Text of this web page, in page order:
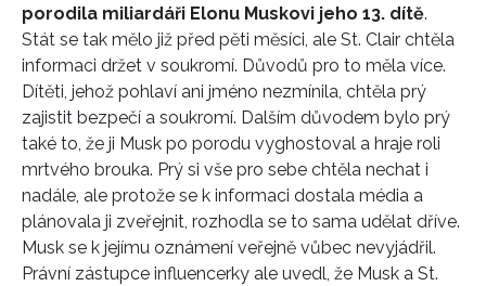
porodila miliardáři Elonu Muskovi jeho 13. dítě.
Stát se tak mělo již před pěti měsíci, ale St. Clair chtěla
informaci držet v soukromí. Důvodů pro to měla více.
Dítěti, jehož pohlaví ani jméno nezmínila, chtěla prý
zajistit bezpečí a soukromí. Dalším důvodem bylo prý
také to, že ji Musk po porodu vyghostoval a hraje roli
mrtvého brouka. Prý si vše pro sebe chtěla nechat i
nadále, ale protože se k informaci dostala média a
plánovala ji zveřejnit, rozhodla se to sama udělat dříve.
Musk se k jejímu oznámení veřejně vůbec nevyjádřil.
Právní zástupce influencerky ale uvedl, že Musk a St.